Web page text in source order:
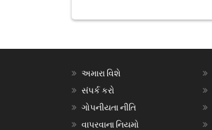
અમારા વિશે
સંપર્ક કરો
ગોપનીયતા નીતિ
વાપરવાના નિયમો